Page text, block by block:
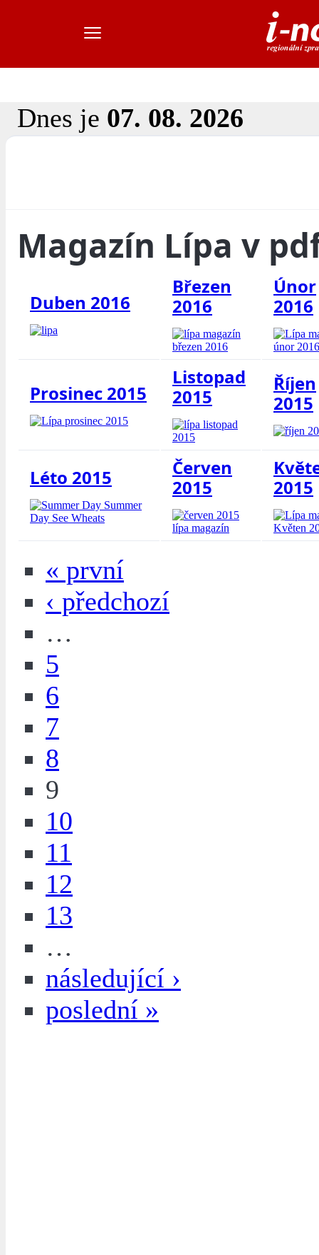
Dnes je 07. 08. 2026
Magazín Lípa v
Duben 2016
Březen
2016
Únor
2016
Prosinec 2015
Listopad
2015
Říjen
2015
Léto 2015
Červen
2015
2015
« první
‹ předchozí
…
5
6
7
8
9
10
11
12
13
…
následující ›
poslední »